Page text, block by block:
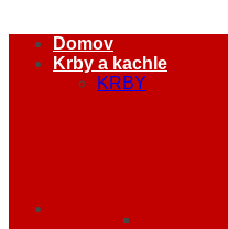
Domov
Krby a kachle
KRBY